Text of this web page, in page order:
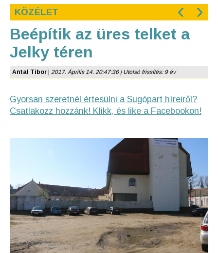
KÖZÉLET ‹ ›
Beépítik az üres telket a
Jelky téren
Antal Tibor 2017. Április 14. 20:47:36 | Utolsó frissítés: 9 év
Gyorsan szeretnél értesülni a Sugópart híreiről?
Csatlakozz hozzánk! Klikk, és like a Facebookon!